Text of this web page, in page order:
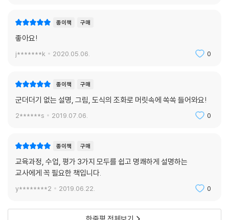
종이책 구매
좋아요!
j*******k 2020.05.06. 0
종이책 구매
군더더기 없는 설명, 그림, 도식의 조화로 머릿속에 쏙쏙 들어와요!
2******s 2019.07.06. 0
종이책 구매
교육과정, 수업, 평가 3가지 모두를 쉽고 명쾌하게 설명하는
교사에게 꼭 필요한 책입니다.
y********2 2019.06.22. 0